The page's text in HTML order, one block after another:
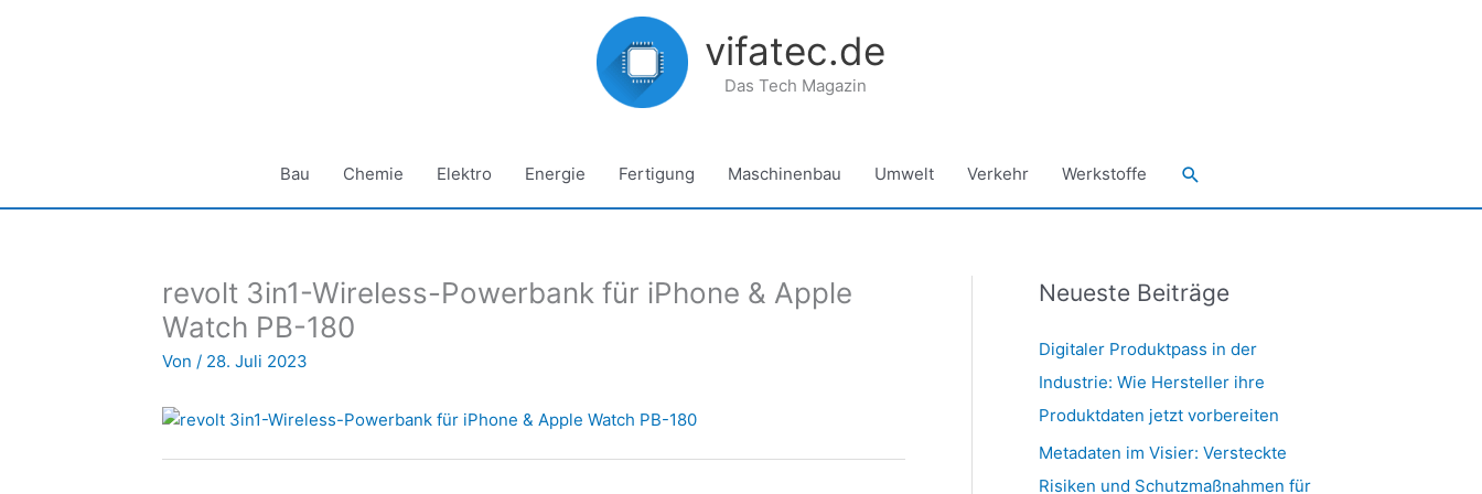
vifatec.de
Das Tech Magazin
Bau Chemie Elektro Energie Fertigung Maschinenbau Umwelt Verkehr Werkstoffe Suchen
revolt 3in1-Wireless-Powerbank für iPhone & Apple
Watch PB-180
Von / 28. Juli 2023
Neueste Beiträge
Digitaler Produktpass in der
Industrie: Wie Hersteller ihre
Produktdaten jetzt vorbereiten
Metadaten im Visier: Versteckte
Risiken und Schutzmaßnahmen für